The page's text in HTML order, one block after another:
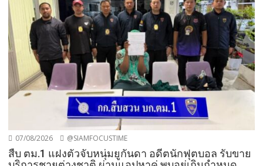
07/08/2026 @SIAMFOCUSTIME
สืบ ตม.1 แฝงตัวจับหนุ่มยูกันดา อดีตนักฟุตบอล รับขาย